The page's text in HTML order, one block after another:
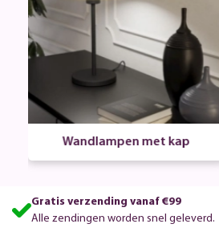
Wandlampen met kap
Gratis verzending vanaf €99
Alle zendingen worden snel geleverd.